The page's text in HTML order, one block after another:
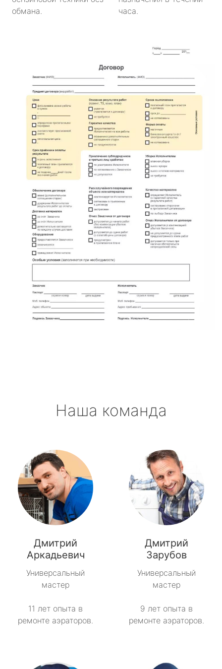
обмана.
часа.
Наша команда
Дмитрий
Аркадьевич
Универсальный
мастер
11 лет опыта в
ремонте аэраторов.
Дмитрий
Зарубов
Универсальный
мастер
9 лет опыта в
ремонте аэраторов.